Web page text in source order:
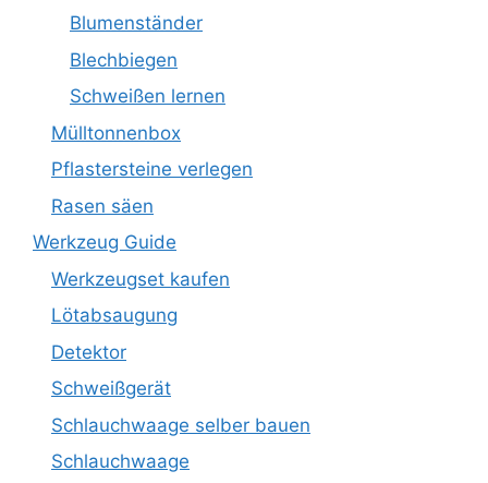
Blumenständer
Blechbiegen
Schweißen lernen
Mülltonnenbox
Pflastersteine verlegen
Rasen säen
Werkzeug Guide
Werkzeugset kaufen
Lötabsaugung
Detektor
Schweißgerät
Schlauchwaage selber bauen
Schlauchwaage